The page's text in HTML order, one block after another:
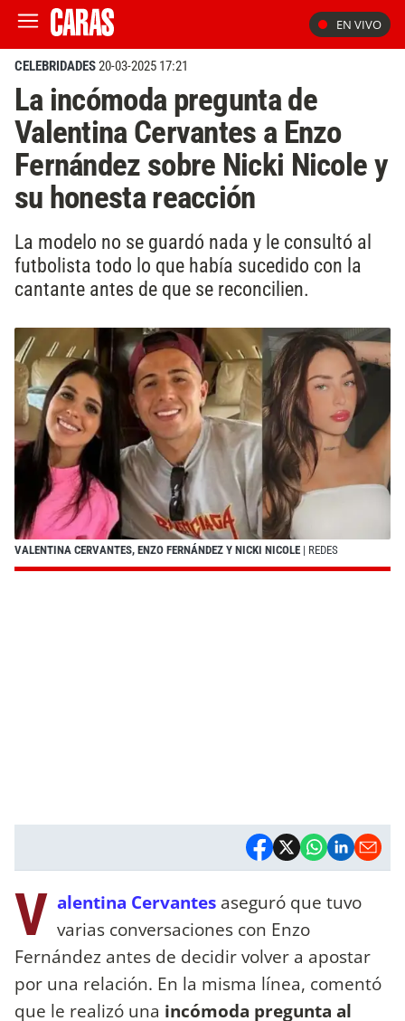
EN VIVO
CELEBRIDADES20-03-2025 17:21
La incómoda pregunta de
Valentina Cervantes a Enzo
Fernández sobre Nicki Nicole y
su honesta reacción
La modelo no se guardó nada y le consultó al
futbolista todo lo que había sucedido con la
cantante antes de que se reconcilien.
VALENTINA CERVANTES, ENZO FERNÁNDEZ Y NICKI NICOLE | REDES
V alentina Cervantes aseguró que tuvo
varias conversaciones con Enzo
Fernández antes de decidir volver a apostar
por una relación. En la misma línea, comentó
que le realizó una incómoda pregunta al